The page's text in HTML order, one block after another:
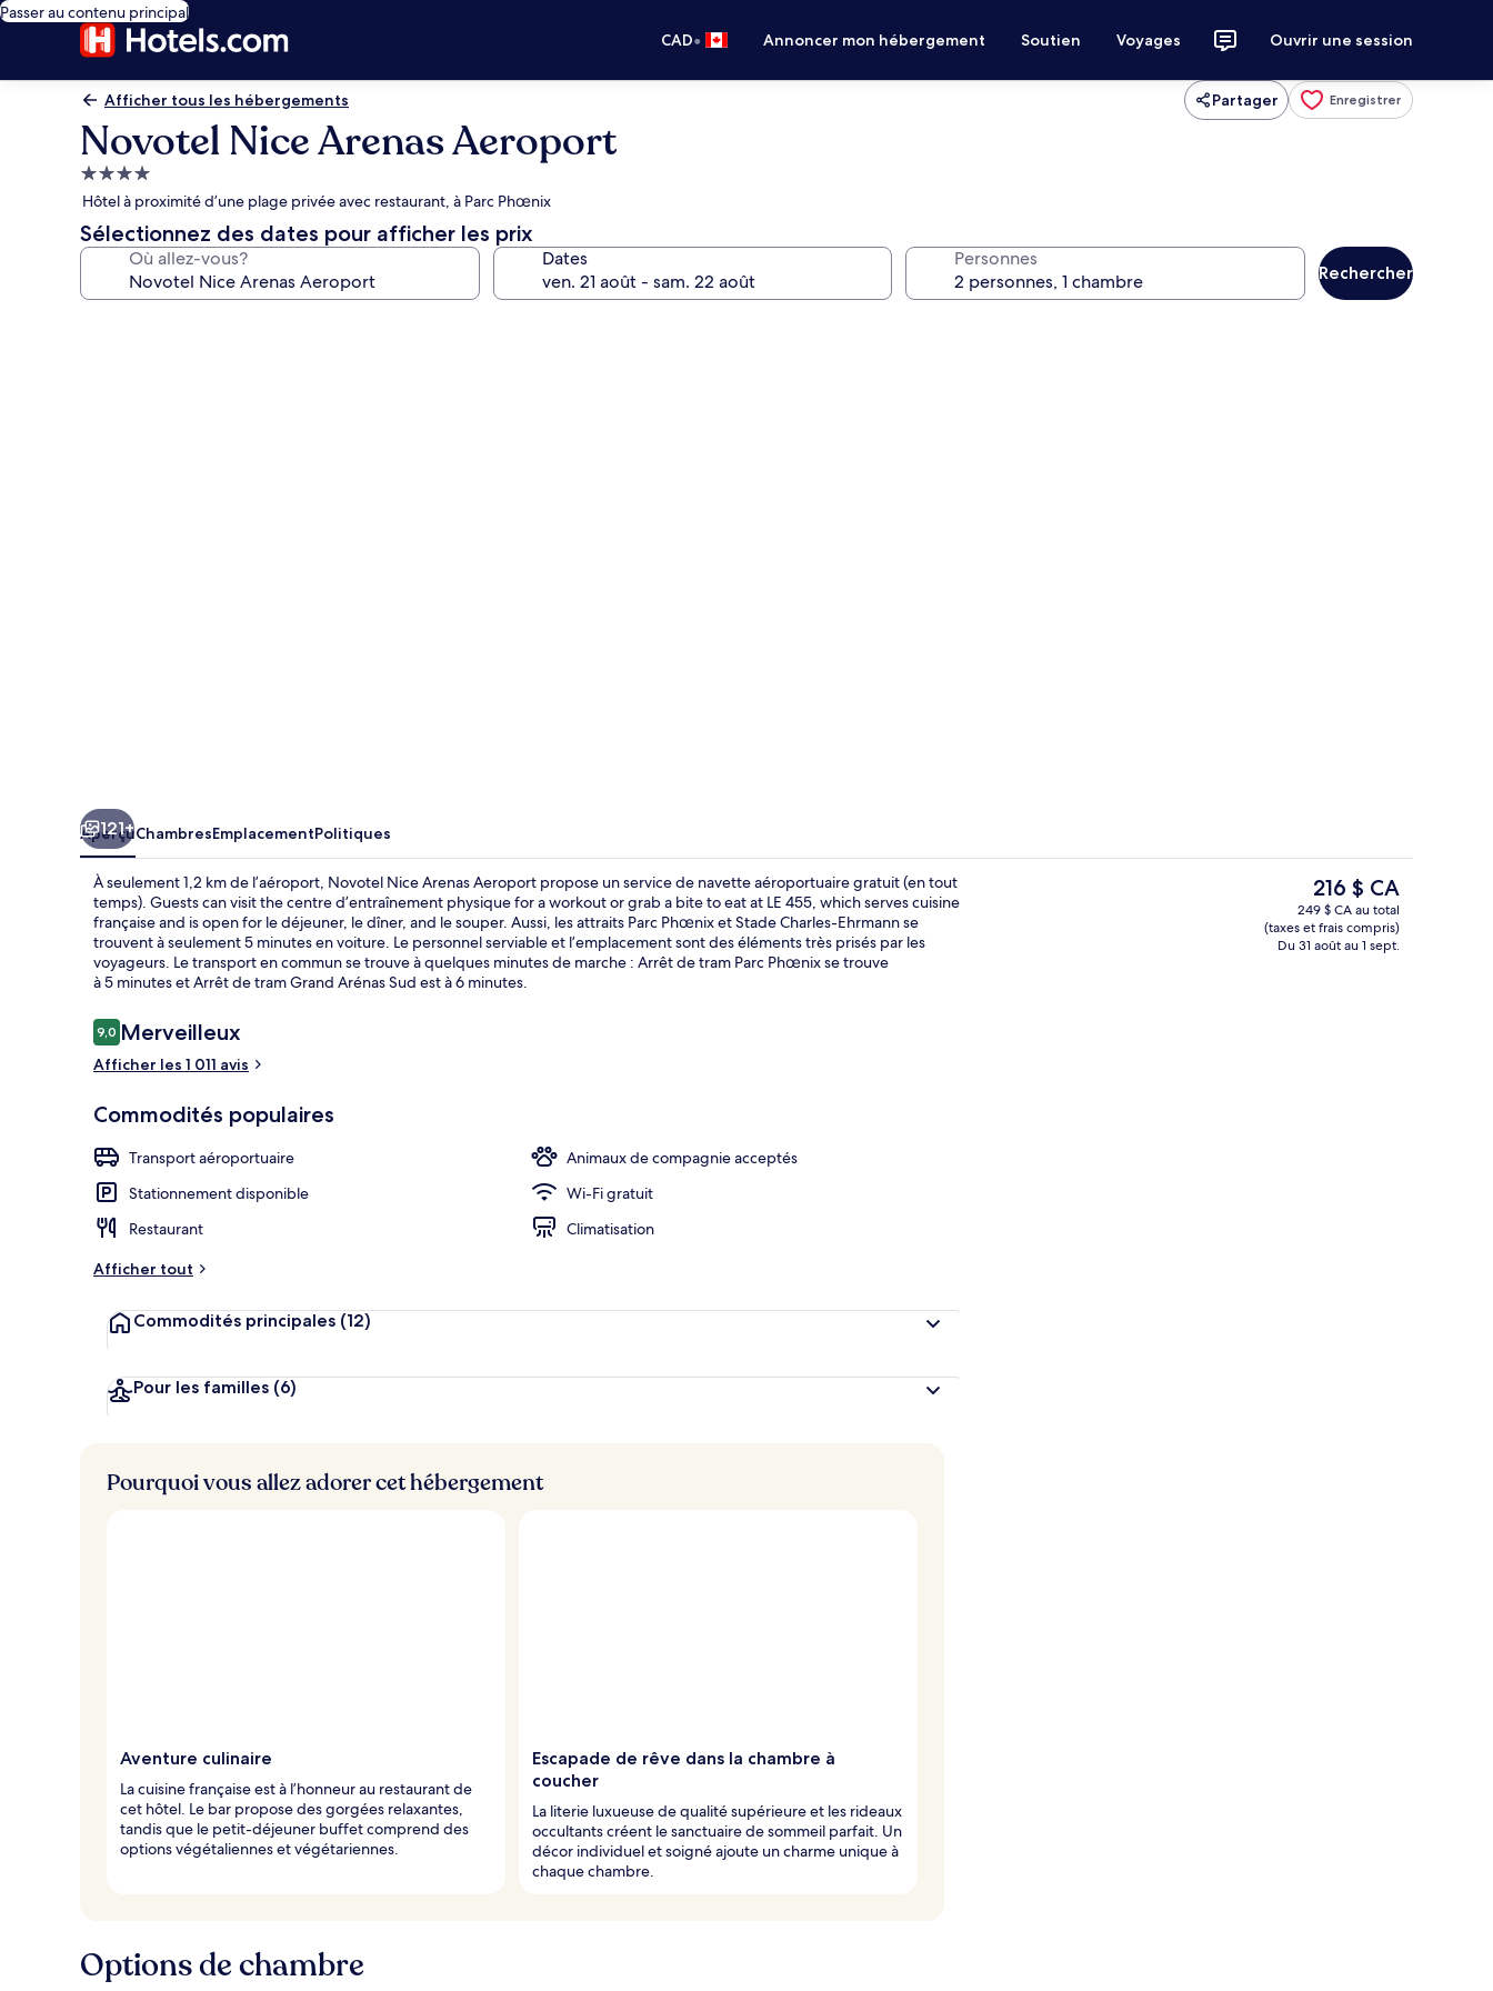
Passer au contenu principal
CAD• Annoncer mon hébergement Soutien Voyages Ouvrir une session
Afficher tous les hébergements Partager Enregistrer
Novotel Nice Arenas Aeroport
Hébergement
4.0 étoiles
Hôtel à proximité d’une plage privée avec restaurant, à Parc Phœnix
Sélectionnez des dates pour afficher les prix
Où allez-vous? Dates Personnes
Rechercher
Buffet déjeuner servi tous les jours en supplément Literie de qualité, coffre-fort, rideaux
121+
AperçuChambresEmplacementPolitiques
À seulement 1,2 km de l’aéroport, Novotel Nice Arenas Aeroport propose un service de navette aéroportuaire gratuit (en tout
temps). Guests can visit the centre d’entraînement physique for a workout or grab a bite to eat at LE 455, which serves cuisine
française and is open for le déjeuner, le dîner, and le souper. Aussi, les attraits Parc Phœnix et Stade Charles-Ehrmann se
trouvent à seulement 5 minutes en voiture. Le personnel serviable et l’emplacement sont des éléments très prisés par les
voyageurs. Le transport en commun se trouve à quelques minutes de marche : Arrêt de tram Parc Phœnix se trouve
à 5 minutes et Arrêt de tram Grand Arénas Sud est à 6 minutes.
Avis
9,09,0 sur 10 –
Merveilleux
Afficher les 1 011 avis
Commodités populaires
Transport aéroportuaire
Animaux de compagnie acceptés
Stationnement disponible
Wi-Fi gratuit
Restaurant
Climatisation
Afficher tout
Commodités principales (12)
Pour les familles (6)
Le
prix
actuel
est
216 $ CA
249 $ CA au total
(taxes et frais compris)
Du 31 août au 1 sept.
Pourquoi vous allez adorer cet hébergement
Aventure culinaire
La cuisine française est à l’honneur au restaurant de
cet hôtel. Le bar propose des gorgées relaxantes,
tandis que le petit-déjeuner buffet comprend des
options végétaliennes et végétariennes.
Escapade de rêve dans la chambre à
coucher
La literie luxueuse de qualité supérieure et les rideaux
occultants créent le sanctuaire de sommeil parfait. Un
décor individuel et soigné ajoute un charme unique à
chaque chambre.
Options de chambre